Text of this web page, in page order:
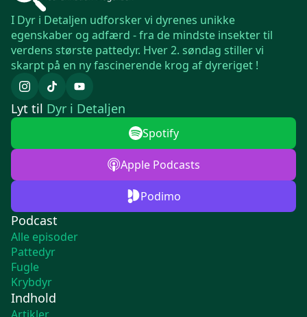
I Dyr i Detaljen udforsker vi dyrenes unikke
egenskaber og adfærd - fra de mindste insekter til
verdens største pattedyr. Hver 2. søndag stiller vi
skarpt på en ny fascinerende krog af dyreriget !
Podcast
Alle episoder
Pattedyr
Fugle
Krybdyr
Indhold
Lyt til Dyr i Detaljen
Spotify
Apple Podcasts
Podimo